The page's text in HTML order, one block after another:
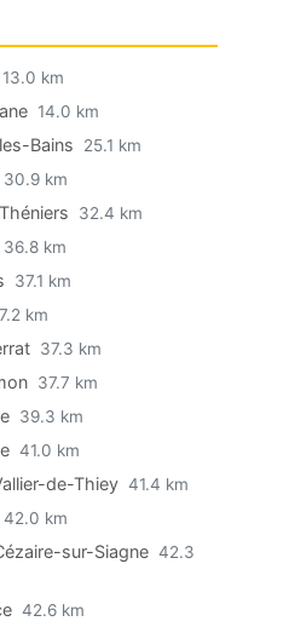
13.0 km
14.0 km
Bains 25.1 km
30.9 km
32.4 km
36.8 km
37.1 km
km
37.3 km
37.7 km
39.3 km
41.0 km
de-Thiey 41.4 km
42.0 km
sur-Siagne 42.3
42.6 km